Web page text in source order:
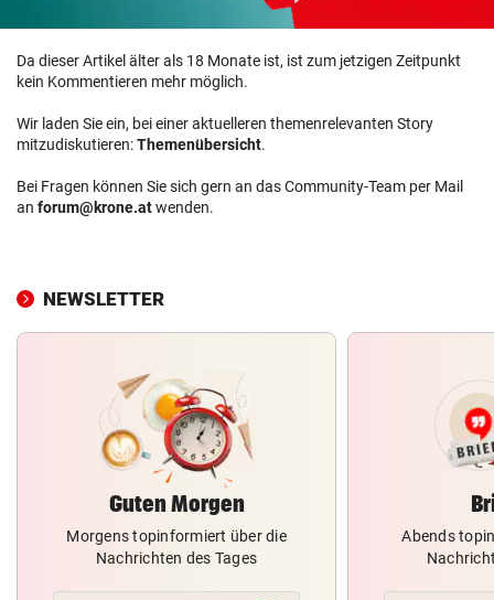
Da dieser Artikel älter als 18 Monate ist, ist zum jetzigen Zeitpunkt
kein Kommentieren mehr möglich.
Wir laden Sie ein, bei einer aktuelleren themenrelevanten Story
mitzudiskutieren:Themenübersicht.
Bei Fragen können Sie sich gern an das Community-Team per Mail
an forum@krone.atwenden.
NEWSLETTER
Guten Morgen
Morgens topinformiert über die
Nachrichten des Tages
Abends